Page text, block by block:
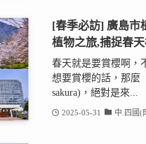
[春季必訪] 廣島市
植物之旅,捕捉春
春天就是要賞櫻啊，
想要賞櫻的話，那麼
sakura)，絕對是來...
2025-05-31 中.四國(